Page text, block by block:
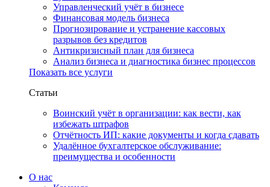
Управленческий учёт в бизнесе
Финансовая модель бизнеса
Прогнозирование и устранение кассовых
разрывов без кредитов
Антикризисный план для бизнеса
Анализ бизнеса и диагностика бизнес процессов
Показать все услуги
Статьи
Воинский учёт в организации: как вести, как
избежать штрафов
Отчётность ИП: какие документы и когда сдавать
Удалённое бухгалтерское обслуживание:
преимущества и особенности
О нас